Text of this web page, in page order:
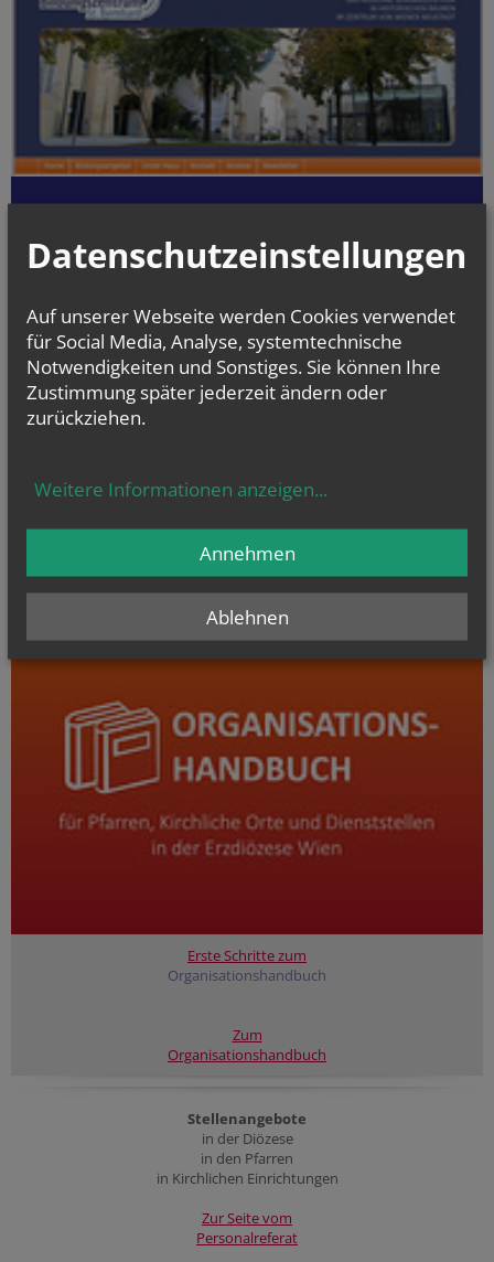
ST. BERNHARD
02622/29131
Erste Schritte zum
Organisationshandbuch
Zum
Organisationshandbuch
Stellenangebote
in der Diözese
in den Pfarren
in Kirchlichen Einrichtungen
Zur Seite vom
Personalreferat
Datenschutzeinstellungen
Auf unserer Webseite werden Cookies verwendet
für Social Media, Analyse, systemtechnische
Notwendigkeiten und Sonstiges. Sie können Ihre
Zustimmung später jederzeit ändern oder
zurückziehen.
Weitere Informationen anzeigen...
Ablehnen
Annehmen